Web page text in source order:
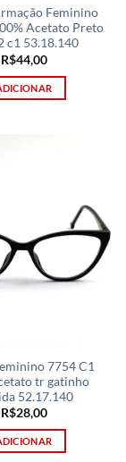
Feminino
Acetato Preto
c1 53.18.140
R$44,00
7754 C1
tr gatinho
52.17.140
R$28,00